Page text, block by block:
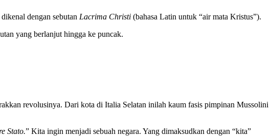
dengan sebutan Lacrima Christi (bahasa Latin untuk “air mata Kristus”).
yang berlanjut hingga ke puncak.
revolusinya. Dari kota di Italia Selatan inilah kaum fasis pimpinan Mussolini
Stato.” Kita ingin menjadi sebuah negara. Yang dimaksudkan dengan “kita”